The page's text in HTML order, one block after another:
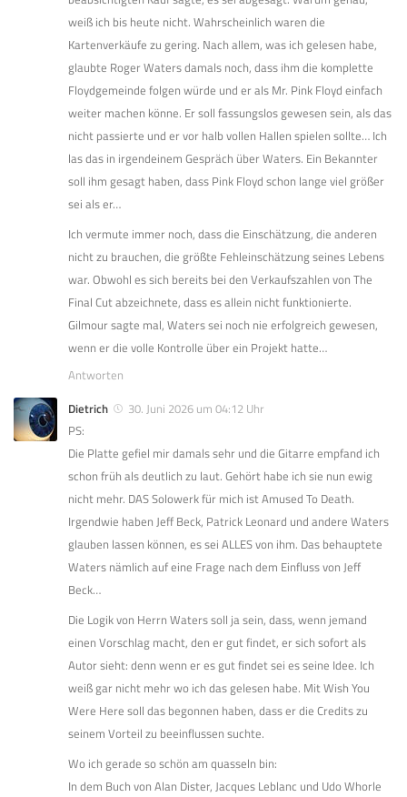
weiß ich bis heute nicht. Wahrscheinlich waren die
Kartenverkäufe zu gering. Nach allem, was ich gelesen habe,
glaubte Roger Waters damals noch, dass ihm die komplette
Floydgemeinde folgen würde und er als Mr. Pink Floyd einfach
weiter machen könne. Er soll fassungslos gewesen sein, als das
nicht passierte und er vor halb vollen Hallen spielen sollte… Ich
las das in irgendeinem Gespräch über Waters. Ein Bekannter
soll ihm gesagt haben, dass Pink Floyd schon lange viel größer
sei als er…
Ich vermute immer noch, dass die Einschätzung, die anderen
nicht zu brauchen, die größte Fehleinschätzung seines Lebens
war. Obwohl es sich bereits bei den Verkaufszahlen von The
Final Cut abzeichnete, dass es allein nicht funktionierte.
Gilmour sagte mal, Waters sei noch nie erfolgreich gewesen,
wenn er die volle Kontrolle über ein Projekt hatte…
Antworten
Dietrich
30. Juni 2026 um 04:12 Uhr
PS:
Die Platte gefiel mir damals sehr und die Gitarre empfand ich
schon früh als deutlich zu laut. Gehört habe ich sie nun ewig
nicht mehr. DAS Solowerk für mich ist Amused To Death.
Irgendwie haben Jeff Beck, Patrick Leonard und andere Waters
glauben lassen können, es sei ALLES von ihm. Das behauptete
Waters nämlich auf eine Frage nach dem Einfluss von Jeff
Beck…
Die Logik von Herrn Waters soll ja sein, dass, wenn jemand
einen Vorschlag macht, den er gut findet, er sich sofort als
Autor sieht: denn wenn er es gut findet sei es seine Idee. Ich
weiß gar nicht mehr wo ich das gelesen habe. Mit Wish You
Were Here soll das begonnen haben, dass er die Credits zu
seinem Vorteil zu beeinflussen suchte.
Wo ich gerade so schön am quasseln bin:
In dem Buch von Alan Dister, Jacques Leblanc und Udo Whorle